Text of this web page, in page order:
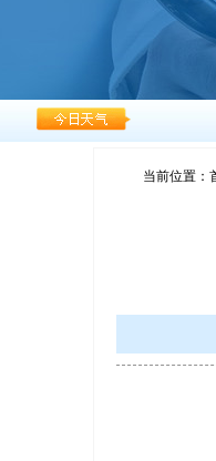
当前位置：